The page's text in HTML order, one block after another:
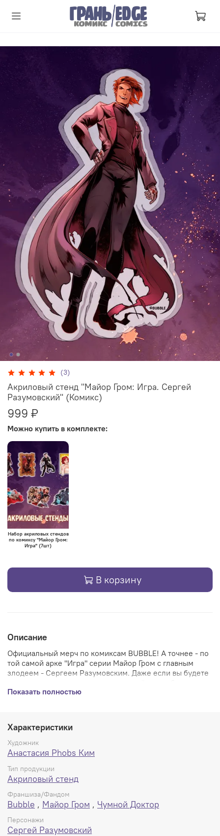
(3)
Акриловый стенд "Майор Гром: Игра. Сергей
Разумовский" (Комикс)
999 ₽
Можно купить в комплекте:
Набор акриловых стендов
по комиксу "Майор Гром:
Игра" (7шт)
В корзину
Описание
Официальный мерч по комиксам BUBBLE! А точнее - по
той самой арке "Игра" серии Майор Гром с главным
злодеем - Сергеем Разумовским. Даже если вы будете
возвышаться над вами. Ну какой мужчина!
Показать полностью
Характеристики
Художник
Анастасия Phobs Ким
Тип продукции
Акриловый стенд
Франшиза/Фандом
Bubble , Майор Гром , Чумной Доктор
Персонажи
Сергей Разумовский